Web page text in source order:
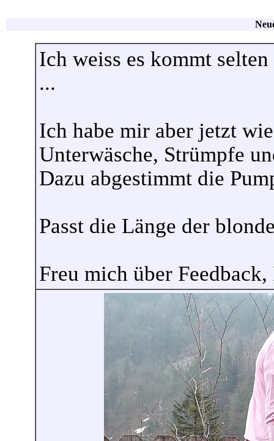
Ich weiss es kommt
...
Ich habe mir aber jetzt
Unterwäsche, Strümpfe
Dazu abgestimmt die
Passt die Länge der
Freu mich über